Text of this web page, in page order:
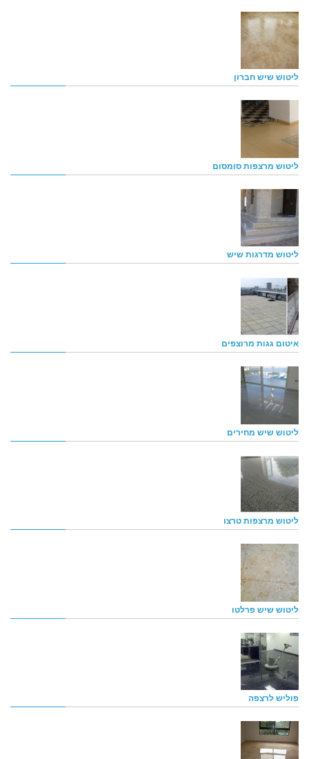
ליטוש שיש חברון
ליטוש מרצפות סומסום
ליטוש מדרגות שיש
איטום גגות מרוצפים
ליטוש שיש מחירים
ליטוש מרצפות טרצו
ליטוש שיש פרלטו
פוליש לרצפה